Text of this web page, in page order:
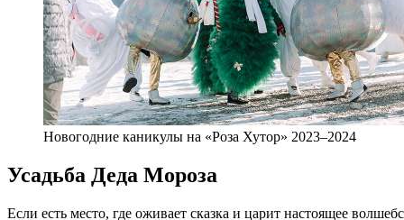
Новогодние каникулы на «Роза Хутор» 2023–2024
Усадьба Деда Мороза
Если есть место, где оживает сказка и царит настоящее